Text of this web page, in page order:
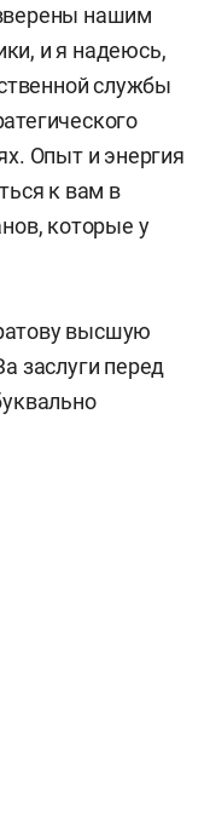
нашим
и я надеюсь,
службы
Опыт и энергия
к вам в
которые у
высшую
заслуги перед